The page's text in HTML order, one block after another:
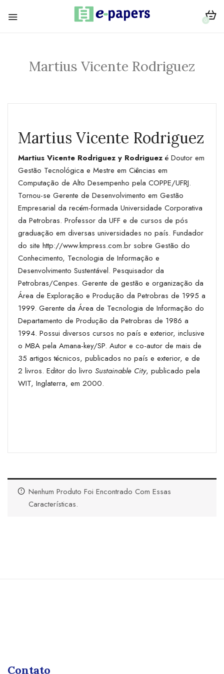
0
Martius Vicente Rodriguez
Martius Vicente Rodriguez
Martius Vicente Rodriguez y Rodriguez é Doutor em
Gestão Tecnológica e Mestre em Ciências em
Computação de Alto Desempenho pela COPPE/UFRJ.
Tornou-se Gerente de Desenvolvimento em Gestão
Empresarial da recém-formada Universidade Corporativa
da Petrobras. Professor da UFF e de cursos de pós
graduação em diversas universidades no país. Fundador
do site http://www.kmpress.com.br sobre Gestão do
Conhecimento, Tecnologia de Informação e
Desenvolvimento Sustentável. Pesquisador da
Petrobras/Cenpes. Gerente de gestão e organização da
Área de Exploração e Produção da Petrobras de 1995 a
1999. Gerente da Área de Tecnologia de Informação do
Departamento de Produção da Petrobras de 1986 a
1994. Possui diversos cursos no país e exterior, inclusive
o MBA pela Amana-key/SP. Autor e co-autor de mais de
35 artigos técnicos, publicados no país e exterior, e de
2 livros. Editor do livro Sustainable City, publicado pela
WIT, Inglaterra, em 2000.
Nenhum Produto Foi Encontrado Com Essas
Características.
Contato